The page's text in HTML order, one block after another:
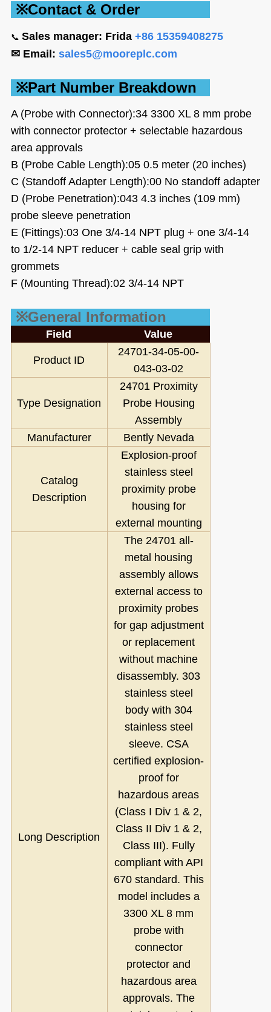
※Contact & Order
📞 Sales manager: Frida +86 15359408275
✉ Email: sales5@mooreplc.com
※Part Number Breakdown
A (Probe with Connector):34 3300 XL 8 mm probe
with connector protector + selectable hazardous
area approvals
B (Probe Cable Length):05 0.5 meter (20 inches)
C (Standoff Adapter Length):00 No standoff adapter
D (Probe Penetration):043 4.3 inches (109 mm)
probe sleeve penetration
E (Fittings):03 One 3/4-14 NPT plug + one 3/4-14
to 1/2-14 NPT reducer + cable seal grip with
grommets
F (Mounting Thread):02 3/4-14 NPT
※General Information
Field Value
Product ID
24701-34-05-00-
043-03-02
Type Designation
24701 Proximity
Probe Housing
Assembly
Manufacturer
Bently Nevada
Catalog
Description
Explosion-proof
stainless steel
proximity probe
housing for
external mounting
Long Description
The 24701 all-
metal housing
assembly allows
external access to
proximity probes
for gap adjustment
or replacement
without machine
disassembly. 303
stainless steel
body with 304
stainless steel
sleeve. CSA
certified explosion-
proof for
hazardous areas
(Class I Div 1 & 2,
Class II Div 1 & 2,
Class III). Fully
compliant with API
670 standard. This
model includes a
3300 XL 8 mm
probe with
connector
protector and
hazardous area
approvals. The